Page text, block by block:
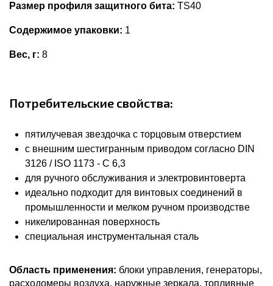
Размер профиля защитного бита: TS40
Содержимое упаковки: 1
Вес, г: 8
Потребительские свойства:
пятилучевая звездочка с торцовым отверстием
с внешним шестигранным приводом согласно DIN
3126 / ISO 1173 - C 6,3
для ручного обслуживания и электровинтоверта
идеально подходит для винтовых соединений в
промышленности и мелком ручном производстве
никелированная поверхность
специальная инструментальная сталь
Область применения: блоки управления, генераторы,
расходомеры воздуха, наружные зеркала, топливные